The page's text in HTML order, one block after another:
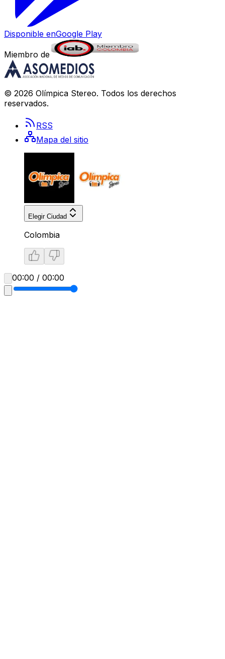
Disponible enGoogle Play
Miembro de
© 2026 Olímpica Stereo. Todos los derechos
reservados.
RSS
Mapa del sitio
Elegir Ciudad
Colombia
00:00 / 00:00